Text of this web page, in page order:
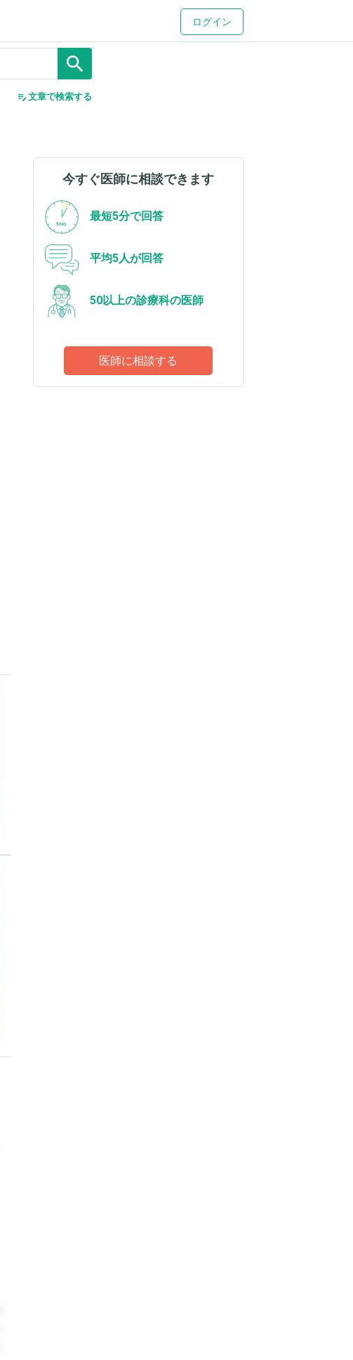
ログイン
search
edit_note文章で検索する
今すぐ医師に相談できます
最短5分で回答
平均5人が回答
50以上の診療科の医師
医師に相談する